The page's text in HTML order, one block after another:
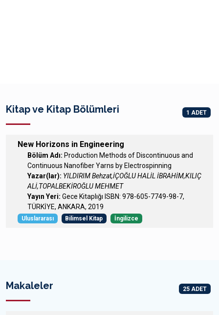
Kitap ve Kitap Bölümleri 1 ADET
New Horizons in Engineering
Bölüm Adı: Production Methods of Discontinuous and
Continuous Nanofiber Yarns by Electrospinning
Yazar(lar): YILDIRIM Behzat,İÇOĞLU HALİL İBRAHİM,KILIÇ
ALİ,TOPALBEKİROĞLU MEHMET
Yayın Yeri: Gece Kitaplığı ISBN: 978-605-7749-98-7,
TÜRKİYE, ANKARA, 2019
Uluslararası Bilimsel Kitap İngilizce
Makaleler 25 ADET